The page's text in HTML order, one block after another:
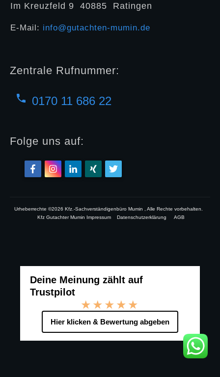
Im Kreuzfeld 9 40885 Ratingen
E-Mail: info@gutachten-mumin.de
Zentrale Rufnummer:
0170 11 686 22
Folge uns auf:
Urheberrechte ©2026 Kfz.-Sachverständigenbüro Mumin , Alle Rechte vorbehalten.
Kfz Gutachter Mumin Impressum
Datenschutzerklärung AGB
Deine Meinung zählt auf
Trustpilot
★★★★★
Hier klicken & Bewertung abgeben